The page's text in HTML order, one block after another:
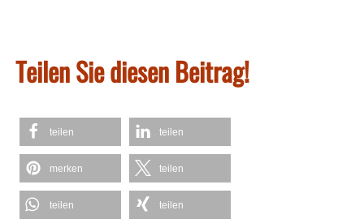
Teilen Sie diesen Beitrag!
teilen teilen
merken teilen
teilen teilen